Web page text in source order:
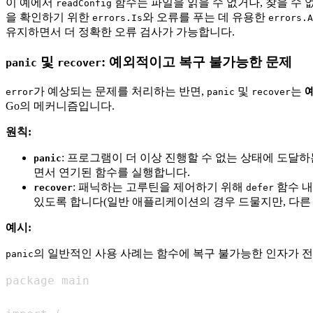
이 예에서 readConfig 함수는 파일을 읽을 수 없거나, 찾을 수
을 확인하기 위한 errors.Is와 오류를 푸는 데 유용한
유지하면서 더 정확한 오류 검사가 가능합니다.
panic 및 recover: 예외적이고 복구 불가능한 문제
error가 예상되는 문제를 처리하는 반면, panic 및 recover는
Go의 메커니즘입니다.
원칙:
panic: 프로그램이 더 이상 진행할 수 없는 상태에 도달
면서 연기된 함수를 실행합니다.
recover: 패닉하는 고루틴을 제어하기 위해 defer 함수
있도록 합니다(일반 애플리케이션의 경우 드물지만, 다
예시:
panic의 일반적인 사용 사례는 함수에 복구 불가능한 인자가